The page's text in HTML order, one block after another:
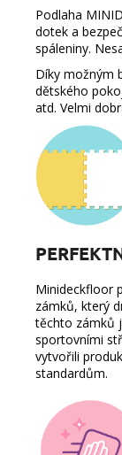
Podlaha
dotek a
spáleniny.
Díky možným
dětského
atd. Velmi
Minideckfloor
zámků, který
těchto zámků
sportovními
vytvořili
standardům.